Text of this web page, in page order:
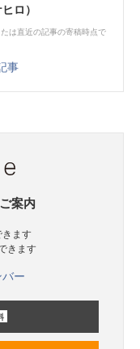
ロ）
は直近の記事の寄稿時点で
事
案内
きます
きます
ー